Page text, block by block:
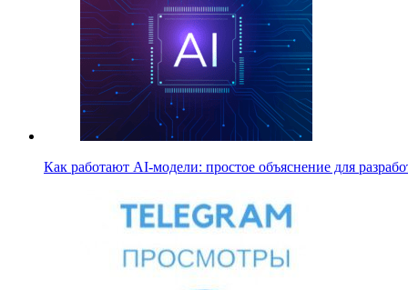
Как работают AI-модели: простое объяснение для